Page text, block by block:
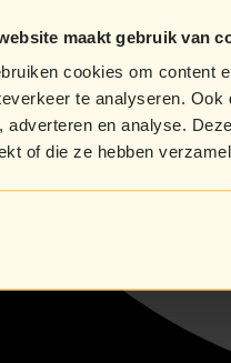
maakt gebruik van
cookies om content
te analyseren.
adverteren en analyse.
of die ze hebben